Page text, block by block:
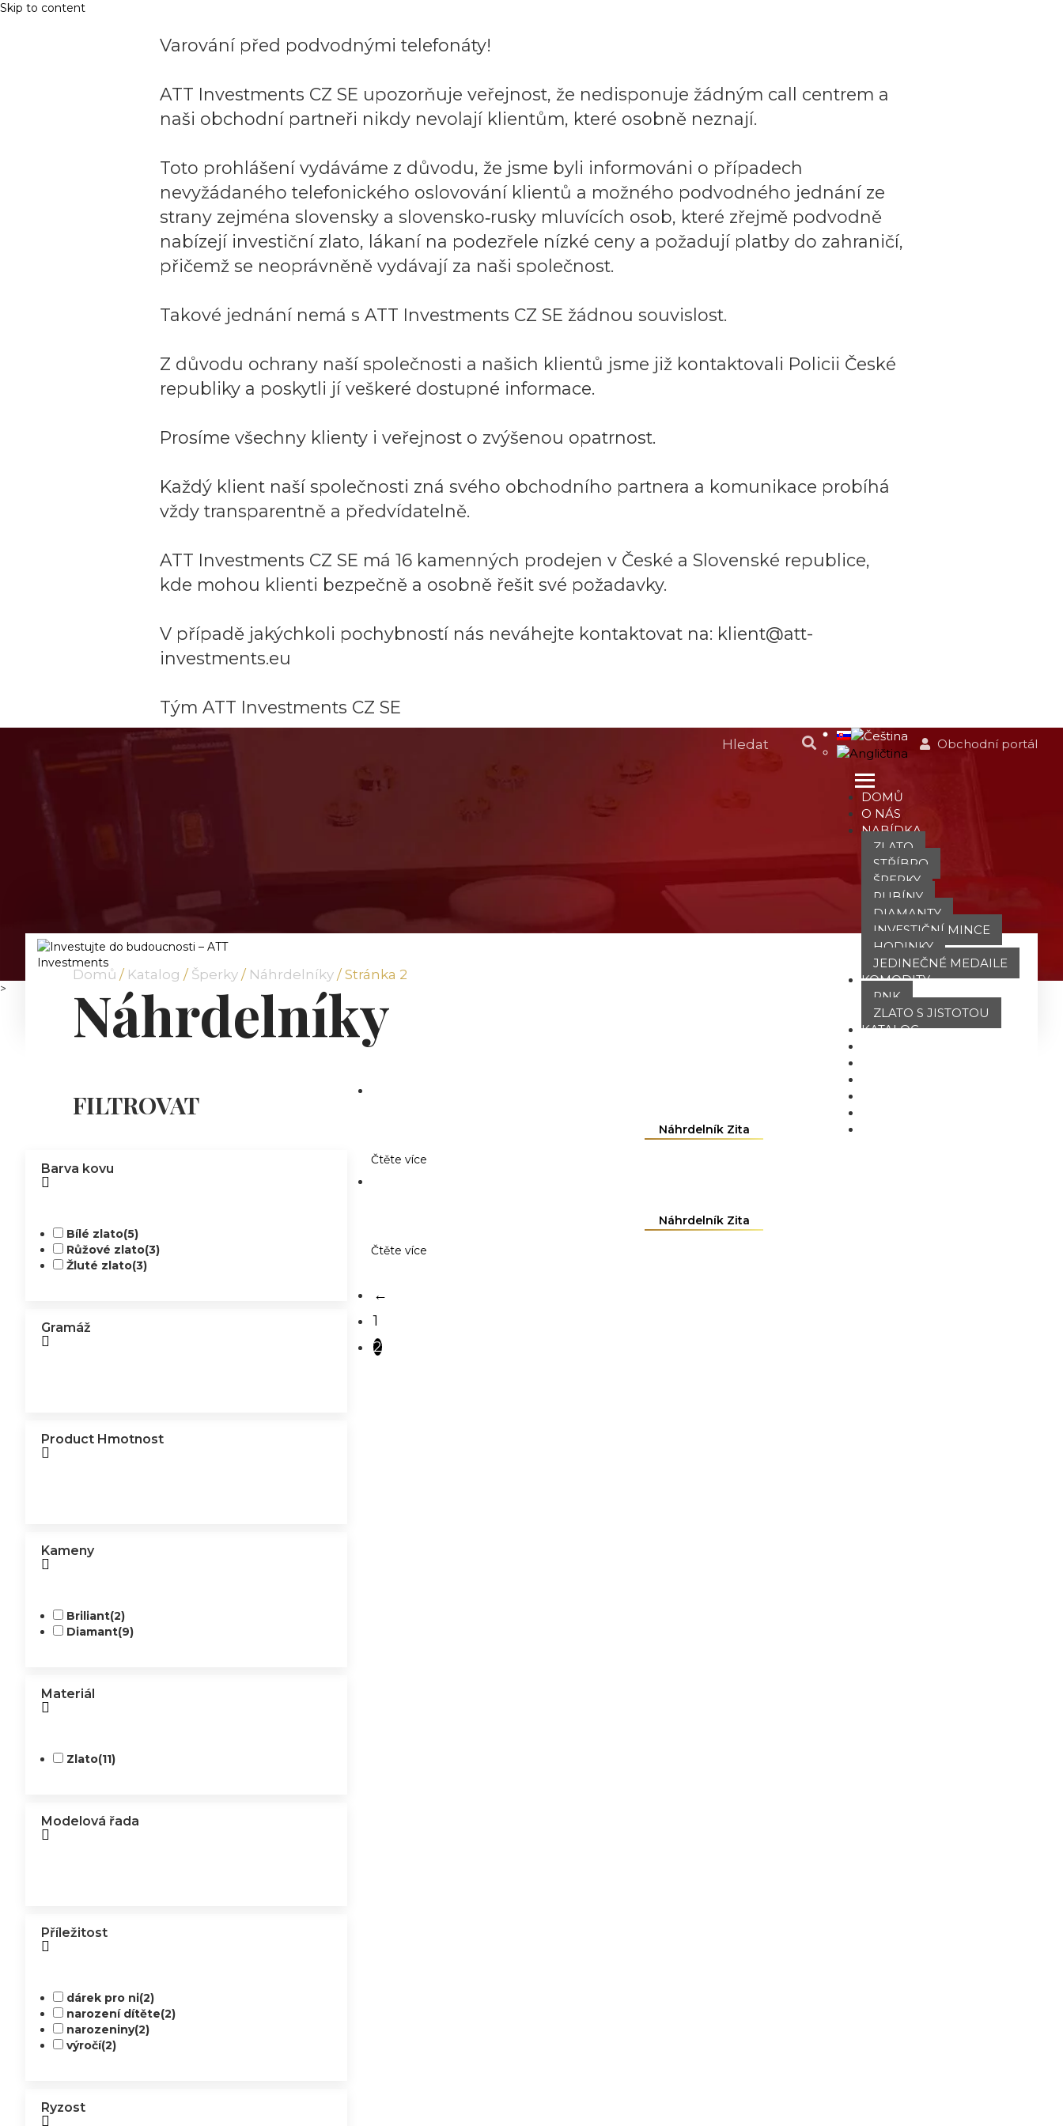
Skip to content
Varování před podvodnými telefonáty!
ATT Investments CZ SE upozorňuje veřejnost, že nedisponuje žádným call centrem a
naši obchodní partneři nikdy nevolají klientům, které osobně neznají.
Toto prohlášení vydáváme z důvodu, že jsme byli informováni o případech
nevyžádaného telefonického oslovování klientů a možného podvodného jednání ze
strany zejména slovensky a slovensko‑rusky mluvících osob, které zřejmě podvodně
nabízejí investiční zlato, lákaní na podezřele nízké ceny a požadují platby do zahraničí,
přičemž se neoprávněně vydávají za naši společnost.
Takové jednání nemá s ATT Investments CZ SE žádnou souvislost.
Z důvodu ochrany naší společnosti a našich klientů jsme již kontaktovali Policii České
republiky a poskytli jí veškeré dostupné informace.
Prosíme všechny klienty i veřejnost o zvýšenou opatrnost.
Každý klient naší společnosti zná svého obchodního partnera a komunikace probíhá
vždy transparentně a předvídatelně.
ATT Investments CZ SE má 16 kamenných prodejen v České a Slovenské republice,
kde mohou klienti bezpečně a osobně řešit své požadavky.
V případě jakýchkoli pochybností nás neváhejte kontaktovat na: klient@att-
investments.eu
Tým ATT Investments CZ SE
Obchodní portál
DOMŮ
O NÁS
NABÍDKA
ZLATO
STŘÍBRO
ŠPERKY
RUBÍNY
DIAMANTY
INVESTIČNÍ MINCE
HODINKY
JEDINEČNÉ MEDAILE
KOMODITY
PNK
ZLATO S JISTOTOU
KATALOG
>
Domů / Katalog / Šperky / Náhrdelníky / Stránka 2
Náhrdelníky
FILTROVAT
Barva kovu
Bílé zlato(5)
Růžové zlato(3)
Žluté zlato(3)
Gramáž
Product Hmotnost
Kameny
Briliant(2)
Diamant(9)
Materiál
Zlato(11)
Modelová řada
Příležitost
dárek pro ni(2)
narození dítěte(2)
narozeniny(2)
výročí(2)
Ryzost
Náhrdelník Zita
Čtěte více
Náhrdelník Zita
Čtěte více
←
1
2